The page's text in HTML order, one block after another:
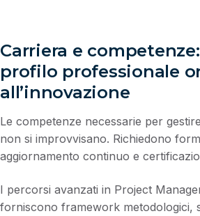
Carriera e
profilo professionale
all’innovazione
Le competenze necessarie per
non si improvvisano. Richiedono
aggiornamento continuo e
I percorsi avanzati in Project
forniscono framework metodologici,